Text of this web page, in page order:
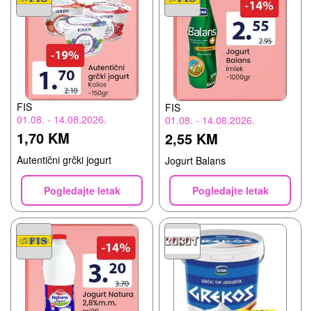
FIS
01.08. - 14.08.2026.
1,70 KM
Autentični grčki jogurt
Pogledajte letak
FIS
01.08. - 14.08.2026.
2,55 KM
Jogurt Balans
Pogledajte letak